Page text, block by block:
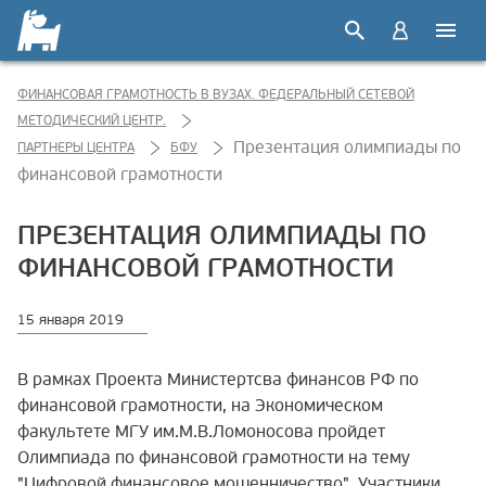
ФИНАНСОВАЯ ГРАМОТНОСТЬ В ВУЗАХ. ФЕДЕРАЛЬНЫЙ СЕТЕВОЙ
МЕТОДИЧЕСКИЙ ЦЕНТР.
ПАРТНЕРЫ ЦЕНТРА
БФУ
Презентация олимпиады по
финансовой грамотности
ПРЕЗЕНТАЦИЯ ОЛИМПИАДЫ ПО
ФИНАНСОВОЙ ГРАМОТНОСТИ
15 января 2019
В рамках Проекта Министертсва финансов РФ по
финансовой грамотности, на Экономическом
факультете МГУ им.М.В.Ломоносова пройдет
Олимпиада по финансовой грамотности на тему